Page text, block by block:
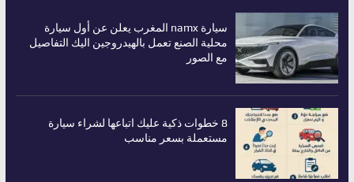
سيارة namx المغرب يعلن عن أول سيارة
محلية الصنع تعمل بالهيدروجين اليك التفاصيل
مع الصور
8 خطوات ذكية عليك اتباعها لشراء سيارة
مستعملة بسعر مناسب